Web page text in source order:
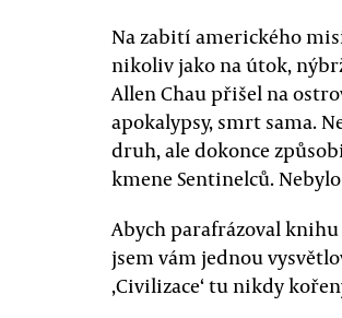
Na zabití amerického
nikoliv jako na útok,
Allen Chau přišel na
apokalypsy, smrt sama.
druh, ale dokonce
kmene Sentinelců.
Abych parafrázoval
jsem vám jednou
‚Civilizace‘ tu nikdy